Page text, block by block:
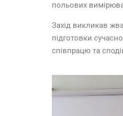
польових
Захід викликав
підготовки
співпрацю та